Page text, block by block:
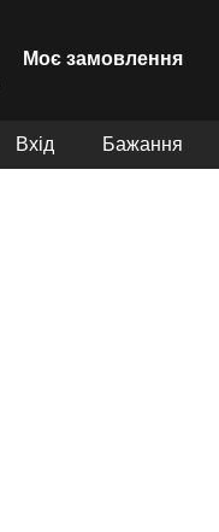
Моє замовлення
Вхід Бажання